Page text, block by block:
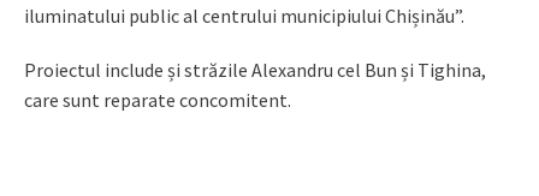
iluminatului public al centrului municipiului Chișinău”.
Proiectul include și străzile Alexandru cel Bun și Tighina,
care sunt reparate concomitent.